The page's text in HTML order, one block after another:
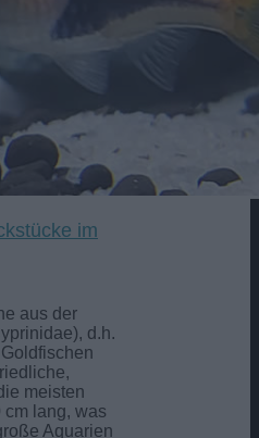
im
aus der
d.h.
meisten
lang, was
Aquarien